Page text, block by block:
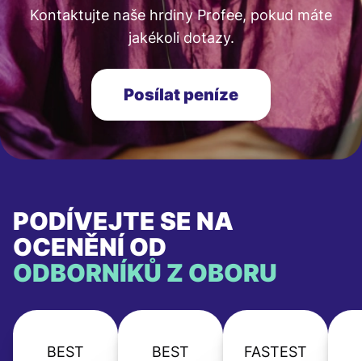
Kontaktujte naše hrdiny Profee, pokud máte
jakékoli dotazy.
Posílat peníze
PODÍVEJTE SE NA
OCENĚNÍ OD
ODBORNÍKŮ Z OBORU
BEST BEST
FASTEST